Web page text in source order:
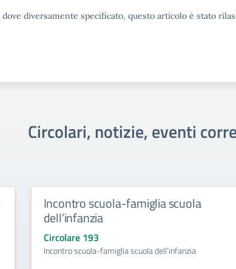
dove diversamente specificato, questo articolo è stato
Circolari, notizie, eventi
Incontro scuola-famiglia scuola
dell’infanzia
Circolare 193
Incontro scuola-famiglia scuola dell’infanzia